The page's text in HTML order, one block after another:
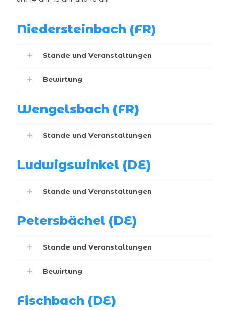
Niedersteinbach (FR)
Stande und Veranstaltungen
Bewirtung
Wengelsbach (FR)
Stande und Veranstaltungen
Ludwigswinkel (DE)
Stande und Veranstaltungen
Petersbächel (DE)
Stande und Veranstaltungen
Bewirtung
Fischbach (DE)